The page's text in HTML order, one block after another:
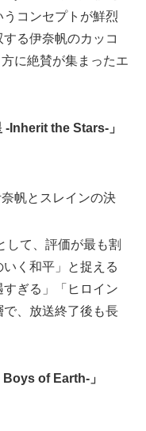
コンセプトが鮮烈
る伊奈帆のカッコ
に絶賛が集まったエ
-Inherit the Stars-」
帆とスレインの決
して、評価が最も割
く和平」と捉える
ぎる」「ヒロイン
、放送終了後も長
Boys of Earth-」